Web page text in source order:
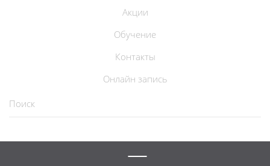
Акции
Обучение
Контакты
Онлайн запись